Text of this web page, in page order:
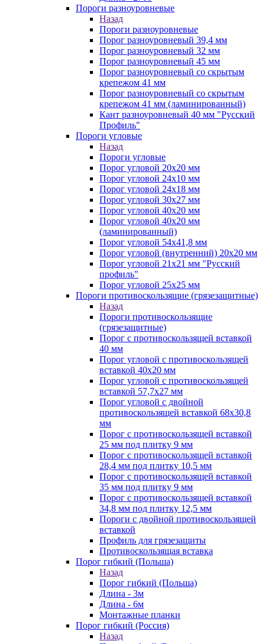
Пороги разноуровневые
Назад
Пороги разноуровневые
Порог разноуровневый 39,4 мм
Порог разноуровневый 32 мм
Порог разноуровневый 45 мм
Порог разноуровневый со скрытым
крепежом 41 мм
Порог разноуровневый со скрытым
крепежом 41 мм (ламинированный)
Кант разноуровневый 40 мм "Русский
Профиль"
Пороги угловые
Назад
Пороги угловые
Порог угловой 20х20 мм
Порог угловой 24х10 мм
Порог угловой 24х18 мм
Порог угловой 30х27 мм
Порог угловой 40х20 мм
Порог угловой 40х20 мм
(ламинированный)
Порог угловой 54х41,8 мм
Порог угловой (внутренний) 20х20 мм
Порог угловой 21х21 мм "Русский
профиль"
Порог угловой 25х25 мм
Пороги противоскользящие (грязезащитные)
Назад
Пороги противоскользящие
(грязезащитные)
Порог с противоскользящей вставкой
40 мм
Порог угловой с противоскользящей
вставкой 40х20 мм
Порог угловой с противоскользящей
вставкой 57,7х27 мм
Порог угловой с двойной
противоскользящей вставкой 68х30,8
мм
Порог с противоскользящей вставкой
25 мм под плитку 9 мм
Порог с противоскользящей вставкой
28,4 мм под плитку 10,5 мм
Порог с противоскользящей вставкой
35 мм под плитку 9 мм
Порог с противоскользящей вставкой
34,8 мм под плитку 12,5 мм
Пороги с двойной противоскользящей
вставкой
Профиль для грязезащиты
Противоскользящая вставка
Порог гибкий (Польша)
Назад
Порог гибкий (Польша)
Длина - 3м
Длина - 6м
Монтажные планки
Порог гибкий (Россия)
Назад